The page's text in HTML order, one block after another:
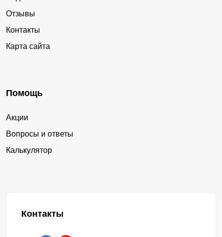
Отзывы
Контакты
Карта сайта
Помощь
Акции
Вопросы и ответы
Калькулятор
Контакты